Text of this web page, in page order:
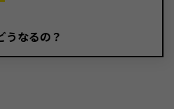
うなるの？